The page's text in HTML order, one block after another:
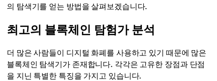
의 탐색기를 얻는 방법을 살펴보겠습니다.
최고의 블록체인 탐험가 분석
더 많은 사람들이 디지털 화폐를 사용하고 있기 때문에 많은
블록체인 탐색기가 존재합니다. 각각은 고유한 장점과 단점
을 지닌 특별한 특징을 가지고 있습니다.